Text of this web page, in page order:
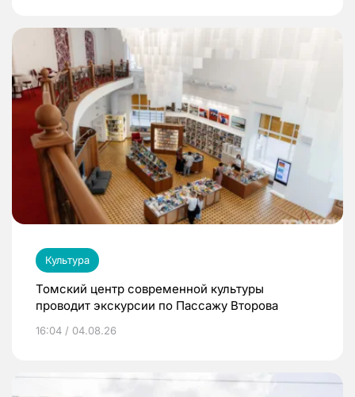
Культура
Томский центр современной культуры
проводит экскурсии по Пассажу Второва
16:04 / 04.08.26